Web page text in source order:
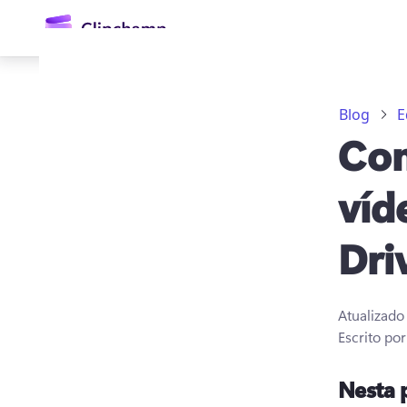
conteúdo
Experimentar gratuitamente
Blog
Escrito
Nesta